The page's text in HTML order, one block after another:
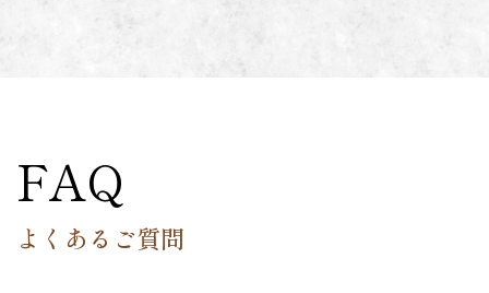
FAQ
よくあるご質問